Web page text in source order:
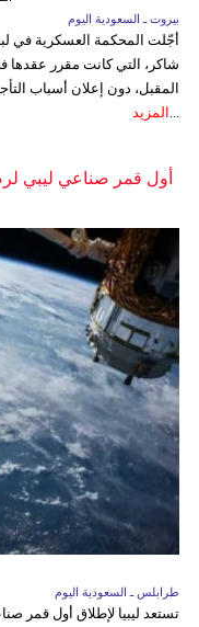
بيروت ـ السعودية اليوم
أجّلت المحكمة العسكرية في
المقبل، دون إعلان أسباب
... المزيد
أول قمر صناعي ليبي
طرابلس ـ السعودية اليوم
تستعد ليبيا لإطلاق أول قمر